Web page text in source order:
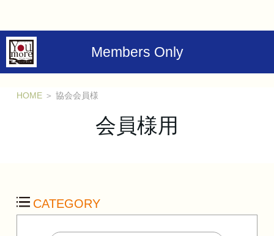
Members Only
HOME＞ 協会会員様
会員様用
CATEGORY